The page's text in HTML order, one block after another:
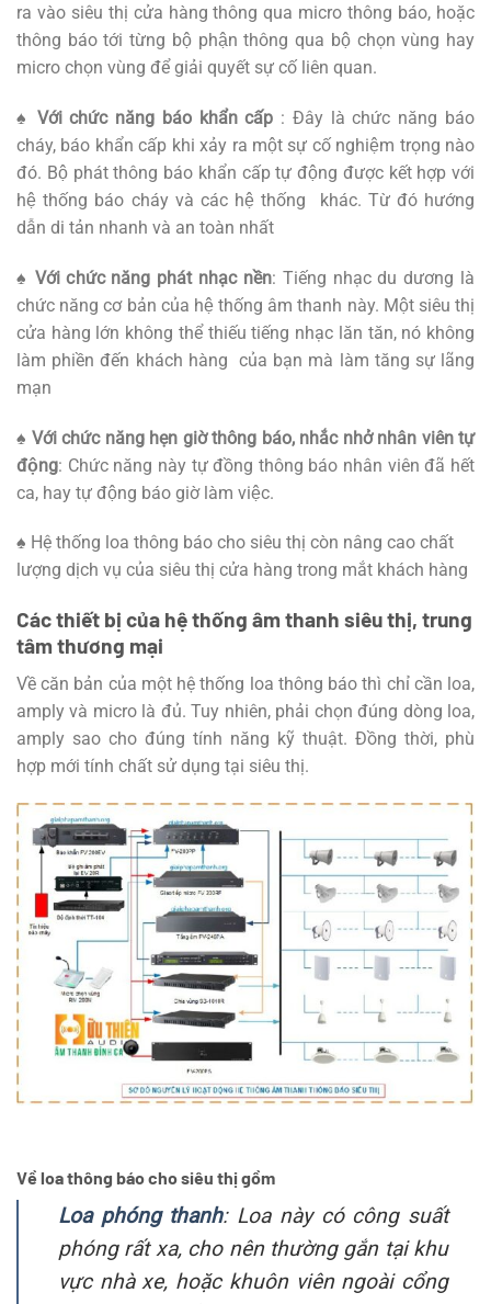
ra vào siêu thị cửa hàng thông qua micro thông báo, hoặc
thông báo tới từng bộ phận thông qua bộ chọn vùng hay
micro chọn vùng để giải quyết sự cố liên quan.
♠ Với chức năng báo khẩn cấp : Đây là chức năng báo
cháy, báo khẩn cấp khi xảy ra một sự cố nghiệm trọng nào
đó. Bộ phát thông báo khẩn cấp tự động được kết hợp với
hệ thống báo cháy và các hệ thống khác. Từ đó hướng
dẫn di tản nhanh và an toàn nhất
♠ Với chức năng phát nhạc nền: Tiếng nhạc du dương là
chức năng cơ bản của hệ thống âm thanh này. Một siêu thị
cửa hàng lớn không thể thiếu tiếng nhạc lăn tăn, nó không
làm phiền đến khách hàng của bạn mà làm tăng sự lãng
mạn
♠ Với chức năng hẹn giờ thông báo, nhắc nhở nhân viên tự
động: Chức năng này tự đồng thông báo nhân viên đã hết
ca, hay tự động báo giờ làm việc.
♠ Hệ thống loa thông báo cho siêu thị còn nâng cao chất
lượng dịch vụ của siêu thị cửa hàng trong mắt khách hàng
Các thiết bị của hệ thống âm thanh siêu thị, trung
tâm thương mại
Về căn bản của một hệ thống loa thông báo thì chỉ cần loa,
amply và micro là đủ. Tuy nhiên, phải chọn đúng dòng loa,
amply sao cho đúng tính năng kỹ thuật. Đồng thời, phù
hợp mới tính chất sử dụng tại siêu thị.
Về loa thông báo cho siêu thị gồm
Loa phóng thanh: Loa này có công suất
phóng rất xa, cho nên thường gắn tại khu
vực nhà xe, hoặc khuôn viên ngoài cổng